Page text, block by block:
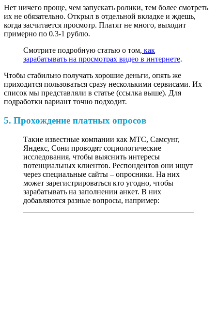
Нет ничего проще, чем запускать ролики, тем более смотреть
их не обязательно. Открыл в отдельной вкладке и ждешь,
когда засчитается просмотр. Платят не много, выходит
примерно по 0.3-1 рублю.
Смотрите подробную статью о том, как
зарабатывать на просмотрах видео в интернете.
Чтобы стабильно получать хорошие деньги, опять же
приходится пользоваться сразу несколькими сервисами. Их
список мы представляли в статье (ссылка выше). Для
подработки вариант точно подходит.
5. Прохождение платных опросов
Такие известные компании как МТС, Самсунг,
Яндекс, Сони проводят социологические
исследования, чтобы выяснить интересы
потенциальных клиентов. Респондентов они ищут
через специальные сайты – опросники. На них
может зарегистрироваться кто угодно, чтобы
зарабатывать на заполнении анкет. В них
добавляются разные вопросы, например: